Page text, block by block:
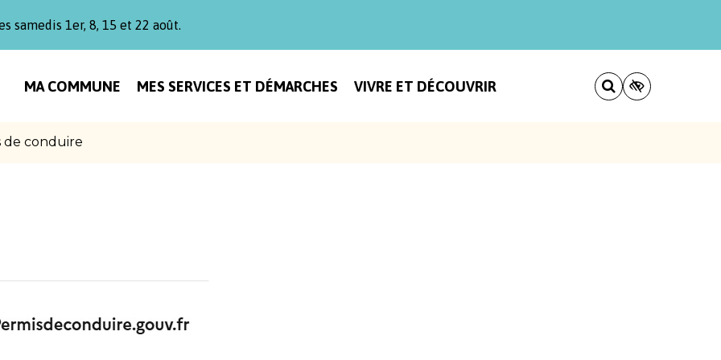
samedis 1er, 8, 15 et 22 août.
MA COMMUNE MES SERVICES ET DÉMARCHES VIVRE ET DÉCOUVRIR
de conduire